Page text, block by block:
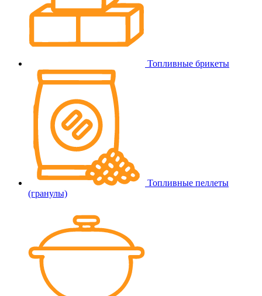
Топливные брикеты
Топливные пеллеты
(гранулы)